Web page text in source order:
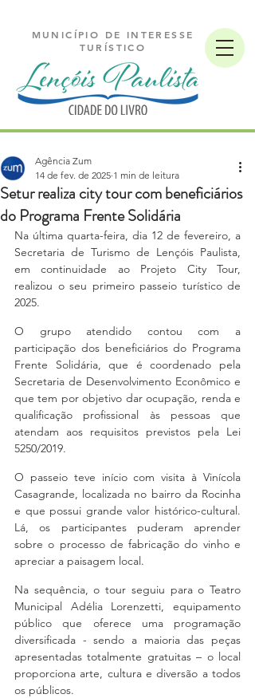
MUNICÍPIO DE INTERESSE
TURÍSTICO
Setur realiza city tour com beneficiários
do Programa Frente Solidária
Agência Zum
14 de fev. de 2025 1 min de leitura
Na última quarta-feira, dia 12 de fevereiro, a
Secretaria de Turismo de Lençóis Paulista,
em continuidade ao Projeto City Tour,
realizou o seu primeiro passeio turístico de
2025.
O grupo atendido contou com a
participação dos beneficiários do Programa
Frente Solidária, que é coordenado pela
Secretaria de Desenvolvimento Econômico e
que tem por objetivo dar ocupação, renda e
qualificação profissional às pessoas que
atendam aos requisitos previstos pela Lei
5250/2019.
O passeio teve início com visita à Vinícola
Casagrande, localizada no bairro da Rocinha
e que possui grande valor histórico-cultural.
Lá, os participantes puderam aprender
sobre o processo de fabricação do vinho e
apreciar a paisagem local.
Na sequência, o tour seguiu para o Teatro
Municipal Adélia Lorenzetti, equipamento
público que oferece uma programação
diversificada - sendo a maioria das peças
apresentadas totalmente gratuitas – o local
proporciona arte, cultura e diversão a todos
os públicos.